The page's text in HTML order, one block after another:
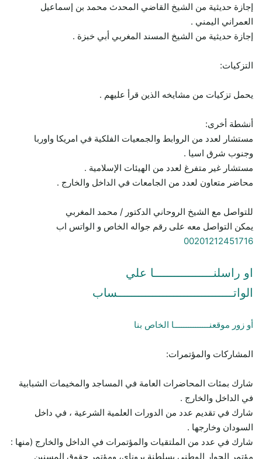
إجازة حديثية من الشيخ القاضي المحدث محمد بن إسماعيل
العمراني اليمني .
إجازة حديثية من الشيخ المسند المغربي أبي خبزة .
التزكيات:
يحمل تزكيات من مشايخه الذين قرأ عليهم .
أنشطة أخرى:
مستشار لعدد من الروابط والجمعيات الفلكية في امريكا واوربا
وجنوب شرق اسيا .
مستشار غير متفرغ لعدد من الهيئات الإسلامية .
محاضر متعاون لعدد من الجامعات في الداخل والخارج .
للتواصل مع الشيخ الروحاني الدكتور / محمد المغربي
يمكن التواصل معه على رقم جواله الخاص و الواتس اب
00201212451716
او راسلنـــــــــــــــــا علي
الواتـــــــــــــــــــــــــــــــــساب
أو زور موقعنـــــــــــــــا الخاص بنا
المشاركات والمؤتمرات:
شارك بمئات المحاضرات العامة في المساجد والمخيمات الشبابية
في الداخل والخارج .
شارك في تقديم عدد من الدورات العلمية الشرعية ، في داخل
السودان وخارجها .
شارك في عدد من الملتقيات والمؤتمرات في الداخل والخارج (منها :
مؤتمر الحوار الوطني بسلطنة بروناي، ومؤتمر حقوق المسنين